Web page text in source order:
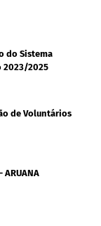
do Sistema
2023/2025
de Voluntários